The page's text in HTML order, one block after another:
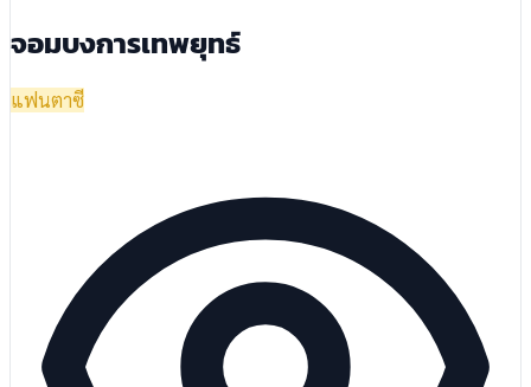
จอมบงการเทพยุทธ์
แฟนตาซี